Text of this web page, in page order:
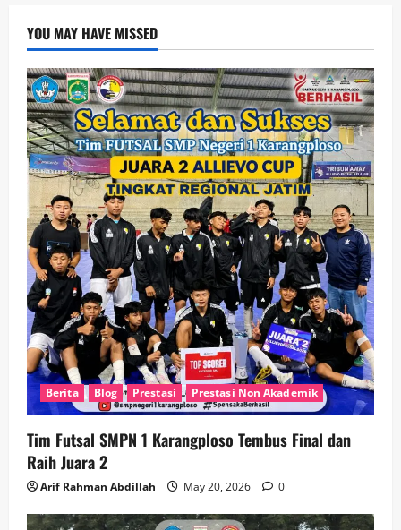
YOU MAY HAVE MISSED
Berita Blog Prestasi Prestasi Non Akademik
Tim Futsal SMPN 1 Karangploso Tembus Final dan
Raih Juara 2
Arif Rahman Abdillah May 20, 2026 0